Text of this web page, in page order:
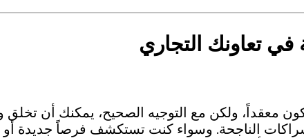
في تعاونك التجاري
معقداً، ولكن مع التوجيه الصحيح، يمكنك أن تخلق
الناجحة. وسواء كنت تستكشف فرصاً جديدة أو